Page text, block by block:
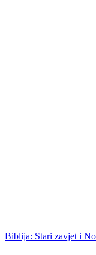
Biblija: Stari zavjet i